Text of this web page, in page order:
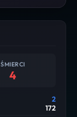
ŚMIERCI
4
2
172